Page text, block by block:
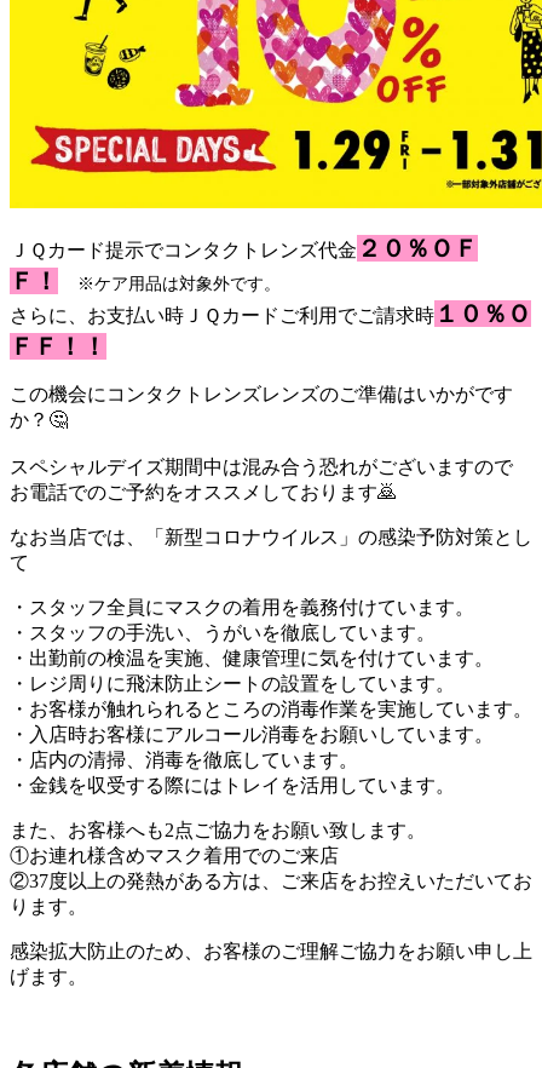
ＪＱカード提示でコンタクトレンズ代金 ２０％ＯＦ
Ｆ！
※ケア用品は対象外です。
さらに、お支払い時ＪＱカードご利用でご請求時 １０％Ｏ
ＦＦ！！
この機会にコンタクトレンズレンズのご準備はいかがです
か？🤔
スペシャルデイズ期間中は混み合う恐れがございますので
お電話でのご予約をオススメしております🙇
なお当店では、「新型コロナウイルス」の感染予防対策とし
て
・スタッフ全員にマスクの着用を義務付けています。
・スタッフの手洗い、うがいを徹底しています。
・出勤前の検温を実施、健康管理に気を付けています。
・レジ周りに飛沫防止シートの設置をしています。
・お客様が触れられるところの消毒作業を実施しています。
・入店時お客様にアルコール消毒をお願いしています。
・店内の清掃、消毒を徹底しています。
・金銭を収受する際にはトレイを活用しています。
また、お客様へも2点ご協力をお願い致します。
①お連れ様含めマスク着用でのご来店
②37度以上の発熱がある方は、ご来店をお控えいただいてお
ります。
感染拡大防止のため、お客様のご理解ご協力をお願い申し上
げます。